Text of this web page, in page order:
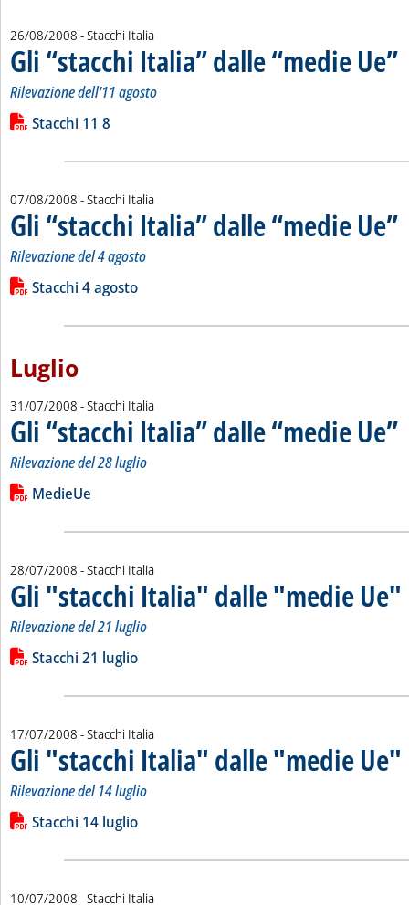
26/08/2008 - Stacchi Italia
Gli “stacchi Italia” dalle “medie Ue”..
Rilevazione dell'11 agosto
Leggi tutta la notizia: 'Gli “stacchi Italia” dalle “medie Ue”'
Lista allegati PDF alla notizia
Stacchi 11 8
07/08/2008 - Stacchi Italia
Gli “stacchi Italia” dalle “medie Ue”..
Rilevazione del 4 agosto
Leggi tutta la notizia: 'Gli “stacchi Italia” dalle “medie Ue”'
Lista allegati PDF alla notizia
Stacchi 4 agosto
Luglio
31/07/2008 - Stacchi Italia
Gli “stacchi Italia” dalle “medie Ue”..
Rilevazione del 28 luglio
Leggi tutta la notizia: 'Gli “stacchi Italia” dalle “medie Ue”'
Lista allegati PDF alla notizia
MedieUe
28/07/2008 - Stacchi Italia
Gli "stacchi Italia" dalle "medie Ue"
Rilevazione del 21 luglio
Leggi tutta la notizia: 'Gli "stacchi Italia" dalle "medie Ue"'
Lista allegati PDF alla notizia
Stacchi 21 luglio
17/07/2008 - Stacchi Italia
Gli "stacchi Italia" dalle "medie Ue"
Rilevazione del 14 luglio
Leggi tutta la notizia: 'Gli "stacchi Italia" dalle "medie Ue"'
Lista allegati PDF alla notizia
Stacchi 14 luglio
10/07/2008 - Stacchi Italia